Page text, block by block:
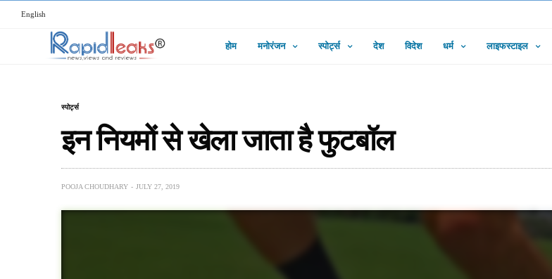
English
होम मनोरंजन स्पोर्ट्स देश विदेश धर्म लाइफस्टाइल
स्पोर्ट्स
इन नियमों से खेला जाता है फुटबॉल
POOJA CHOUDHARY JULY 27, 2019